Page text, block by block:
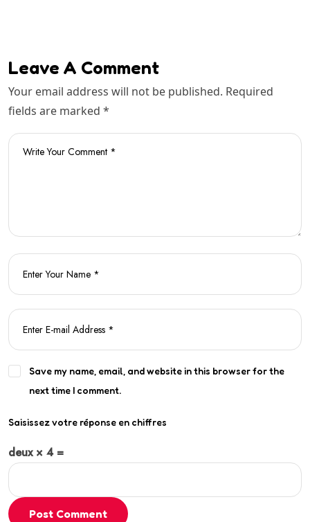
Leave A Comment
Your email address will not be published. Required
fields are marked *
Save my name, email, and website in this browser for the
next time I comment.
Saisissez votre réponse en chiffres
deux × 4 =
Post Comment